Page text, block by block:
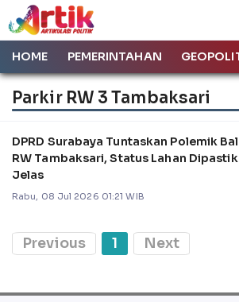
HOME PEMERINTAHAN
Parkir RW 3 Tambaksari
DPRD Surabaya Tuntaskan Polemik
RW Tambaksari, Status Lahan
Jelas
Rabu, 08 Jul 2026 01:21 WIB
Previous 1 Next